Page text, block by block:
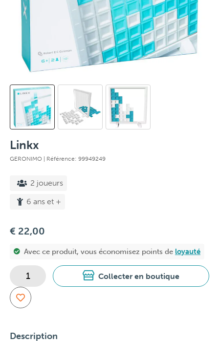
Linkx
GERONIMO | Référence: 99949249
2 joueurs
6 ans et +
€ 22,00
Avec ce produit, vous économisez points de loyauté
Collecter en boutique
Description